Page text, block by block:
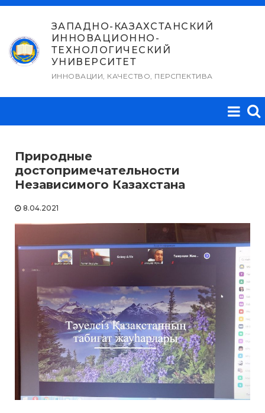
Перейти
содержимому
ЗАПАДНО-КАЗАХСТАНСКИЙ
ИННОВАЦИОННО-
ТЕХНОЛОГИЧЕСКИЙ
УНИВЕРСИТЕТ
ИННОВАЦИИ, КАЧЕСТВО, ПЕРСПЕКТИВА
Природные
достопримечательности
Независимого Казахстана
8.04.2021